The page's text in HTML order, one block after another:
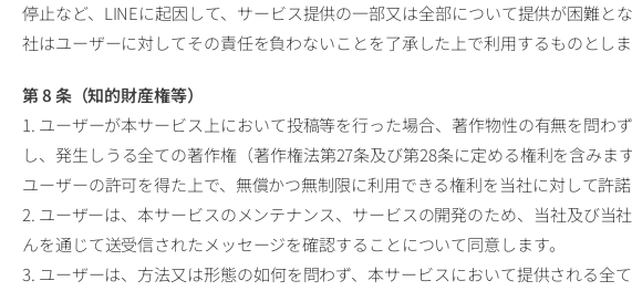
停止など、LINEに起因して、サービス提供の一部又は全部について提供が困難と
社はユーザーに対してその責任を負わないことを了承した上で利用するものとしま
第 8 条（知的財産権等）
1. ユーザーが本サービス上において投稿等を行った場合、著作物性の有無を問わ
し、発生しうる全ての著作権（著作権法第27条及び第28条に定める権利を含みま
ユーザーの許可を得た上で、無償かつ無制限に利用できる権利を当社に対して許
2. ユーザーは、本サービスのメンテナンス、サービスの開発のため、当社及び当
んを通じて送受信されたメッセージを確認することについて同意します。
3. ユーザーは、方法又は形態の如何を問わず、本サービスにおいて提供される全